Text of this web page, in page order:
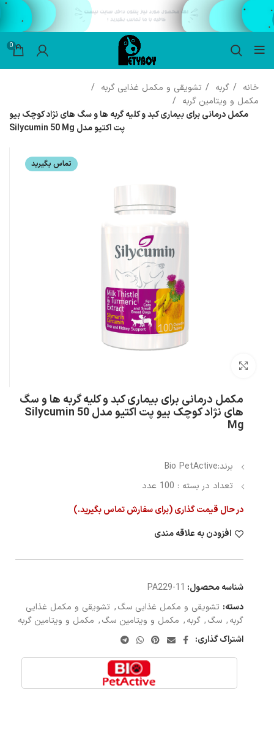
0
خانه گربه
تشویقی و مکمل غذایی گربه
مکمل و ویتامین گربه
مکمل درمانی برای بیماری کبد و کلیه گربه ها و سگ های نژاد کوچک بیو
پت اکتیو مدل Silycumin 50 Mg
تماس بگیرید
مکمل درمانی برای بیماری کبد و کلیه گربه ها و سگ
های نژاد کوچک بیو پت اکتیو مدل Silycumin 50
Mg
برند:Bio PetActive
تعداد در بسته : 100 عدد
در حال قیمت گذاری (برای سفارش تماس بگیرید.)
افزودن به علاقه مندی
شناسه محصول: 11-PA229
دسته: تشویقی و مکمل غذایی سگ, تشویقی و مکمل غذایی
گربه, سگ, گربه, مکمل و ویتامین سگ, مکمل و ویتامین گربه
اشتراک گذاری: